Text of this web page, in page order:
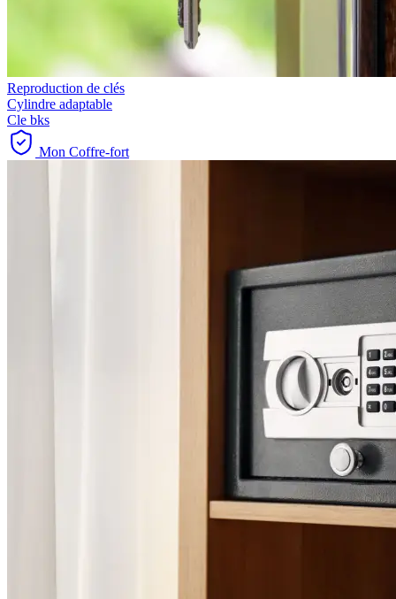
Reproduction de clés
Cylindre adaptable
Cle bks
Mon Coffre-fort